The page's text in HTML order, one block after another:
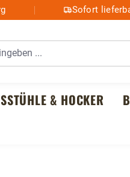
Sofort
& HOCKER